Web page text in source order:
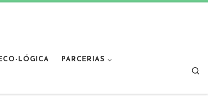
LÓGICA PARCERIAS